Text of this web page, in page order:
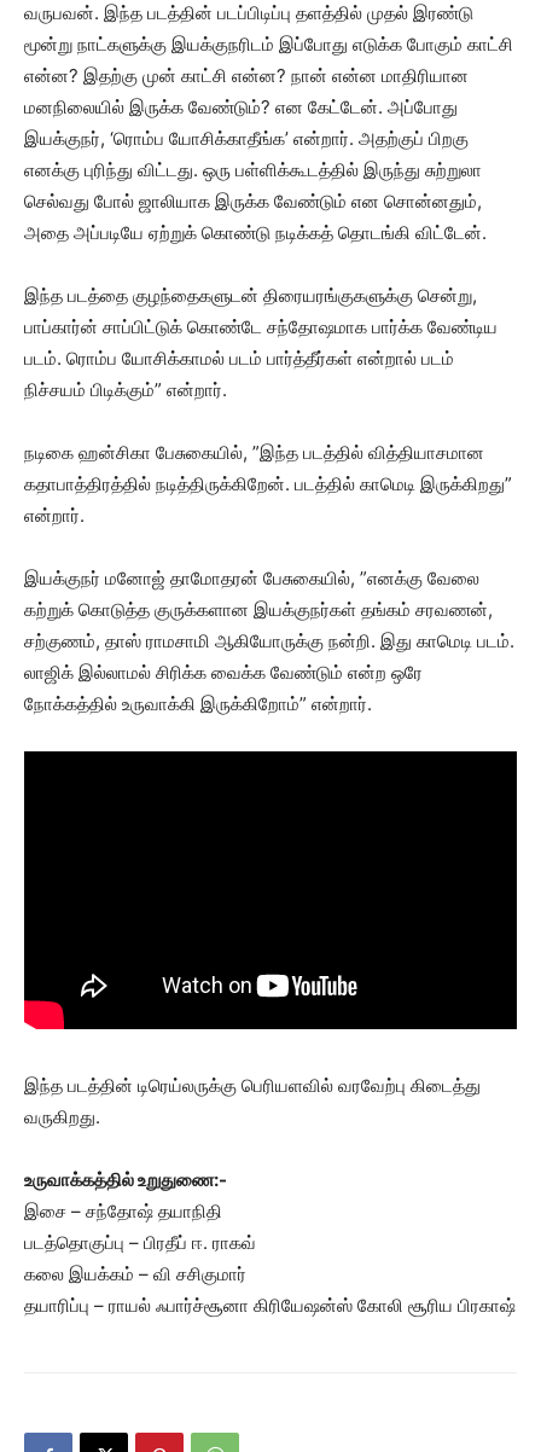
வருபவன். இந்த படத்தின் படப்பிடிப்பு தளத்தில் முதல் இரண்டு
மூன்று நாட்களுக்கு இயக்குநரிடம் இப்போது எடுக்க போகும் காட்சி
என்ன? இதற்கு முன் காட்சி என்ன? நான் என்ன மாதிரியான
மனநிலையில் இருக்க வேண்டும்? என கேட்டேன். அப்போது
இயக்குநர், ‘ரொம்ப யோசிக்காதீங்க’ என்றார். அதற்குப் பிறகு
எனக்கு புரிந்து விட்டது. ஒரு பள்ளிக்கூடத்தில் இருந்து சுற்றுலா
செல்வது போல் ஜாலியாக இருக்க வேண்டும் என சொன்னதும்,
அதை அப்படியே ஏற்றுக் கொண்டு நடிக்கத் தொடங்கி விட்டேன்.
இந்த படத்தை குழந்தைகளுடன் திரையரங்குகளுக்கு சென்று,
பாப்கார்ன் சாப்பிட்டுக் கொண்டே சந்தோஷமாக பார்க்க வேண்டிய
படம். ரொம்ப யோசிக்காமல் படம் பார்த்தீர்கள் என்றால் படம்
நிச்சயம் பிடிக்கும்” என்றார்.
நடிகை ஹன்சிகா பேசுகையில், ”இந்த படத்தில் வித்தியாசமான
கதாபாத்திரத்தில் நடித்திருக்கிறேன். படத்தில் காமெடி இருக்கிறது”
என்றார்.
இயக்குநர் மனோஜ் தாமோதரன் பேசுகையில், ”எனக்கு வேலை
கற்றுக் கொடுத்த குருக்களான இயக்குநர்கள் தங்கம் சரவணன்,
சற்குணம், தாஸ் ராமசாமி ஆகியோருக்கு நன்றி. இது காமெடி படம்.
லாஜிக் இல்லாமல் சிரிக்க வைக்க வேண்டும் என்ற ஒரே
நோக்கத்தில் உருவாக்கி இருக்கிறோம்” என்றார்.
இந்த படத்தின் டிரெய்லருக்கு பெரியளவில் வரவேற்பு கிடைத்து
வருகிறது.
உருவாக்கத்தில் உறுதுணை:-
இசை – சந்தோஷ் தயாநிதி
படத்தொகுப்பு – பிரதீப் ஈ. ராகவ்
கலை இயக்கம் – வி சசிகுமார்
தயாரிப்பு – ராயல் ஃபார்ச்சூனா கிரியேஷன்ஸ் கோலி சூரிய பிரகாஷ்